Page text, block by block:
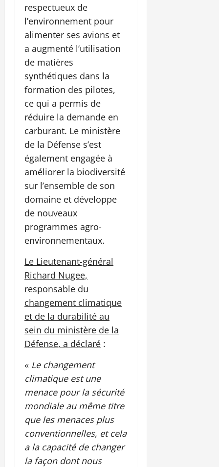
respectueux de
l’environnement pour
alimenter ses avions et
a augmenté l’utilisation
de matières
synthétiques dans la
formation des pilotes,
ce qui a permis de
réduire la demande en
carburant. Le ministère
de la Défense s’est
également engagée à
améliorer la biodiversité
sur l’ensemble de son
domaine et développe
de nouveaux
programmes agro-
environnementaux.
Le Lieutenant-général
Richard Nugee,
responsable du
changement climatique
et de la durabilité au
sein du ministère de la
Défense, a déclaré :
« Le changement
climatique est une
menace pour la sécurité
mondiale au même titre
que les menaces plus
conventionnelles, et cela
a la capacité de changer
la façon dont nous